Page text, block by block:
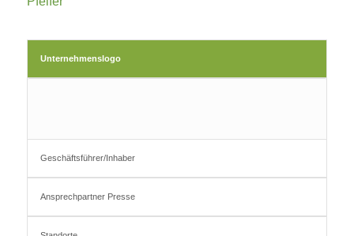
Unternehmenslogo
Geschäftsführer/Inhaber
Ansprechpartner Presse